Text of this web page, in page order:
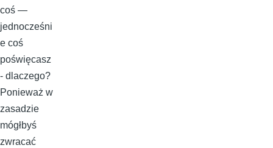
coś —
jednocześni
e coś
poświęcasz
- dlaczego?
Ponieważ w
zasadzie
mógłbyś
zwracać